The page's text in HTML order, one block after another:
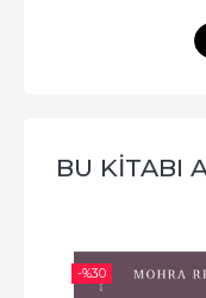
BU KİTABI
-%30